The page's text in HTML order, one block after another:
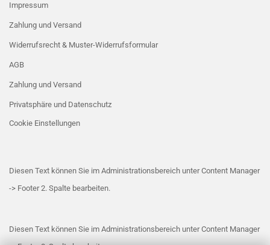
Impressum
Zahlung und Versand
Widerrufsrecht & Muster-Widerrufsformular
AGB
Zahlung und Versand
Privatsphäre und Datenschutz
Cookie Einstellungen
Diesen Text können Sie im Administrationsbereich unter Content Manager
-> Footer 2. Spalte bearbeiten.
Diesen Text können Sie im Administrationsbereich unter Content Manager